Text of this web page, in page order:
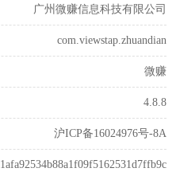
广州微赚信息科技有限公司
com.viewstap.zhuandian
微赚
4.8.8
沪ICP备16024976号-8A
1afa92534b88a1f09f5162531d7ffb9c